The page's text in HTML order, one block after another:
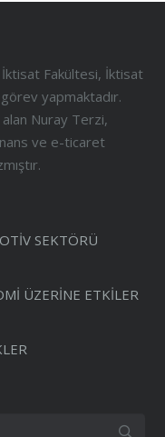
Fakültesi, İktisat
yapmaktadır.
alan Nuray Terzi,
ve e-ticaret
SEKTÖRÜ
ÜZERİNE ETKİLER